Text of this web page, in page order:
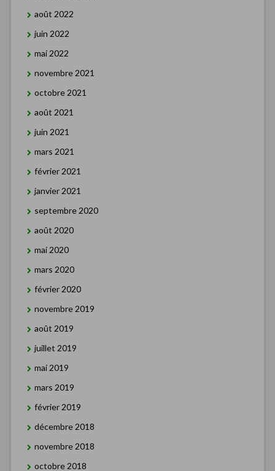
août 2022
juin 2022
mai 2022
novembre 2021
octobre 2021
août 2021
juin 2021
mars 2021
février 2021
janvier 2021
septembre 2020
août 2020
mai 2020
mars 2020
février 2020
novembre 2019
août 2019
juillet 2019
mai 2019
mars 2019
février 2019
décembre 2018
novembre 2018
octobre 2018